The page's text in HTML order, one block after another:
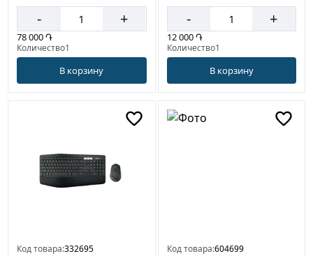
- +
78 000 ֏
Количество1
В корзину
- +
12 000 ֏
Количество1
В корзину
Код товара:332695 Код товара:604699